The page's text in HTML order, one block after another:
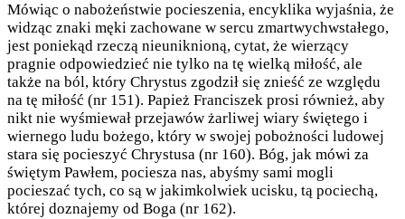
Mówiąc o nabożeństwie pocieszenia, encyklika wyjaśnia, że
widząc znaki męki zachowane w sercu zmartwychwstałego,
jest poniekąd rzeczą nieuniknioną, cytat, że wierzący
pragnie odpowiedzieć nie tylko na tę wielką miłość, ale
także na ból, który Chrystus zgodził się znieść ze względu
na tę miłość (nr 151). Papież Franciszek prosi również, aby
nikt nie wyśmiewał przejawów żarliwej wiary świętego i
wiernego ludu bożego, który w swojej pobożności ludowej
stara się pocieszyć Chrystusa (nr 160). Bóg, jak mówi za
świętym Pawłem, pociesza nas, abyśmy sami mogli
pocieszać tych, co są w jakimkolwiek ucisku, tą pociechą,
której doznajemy od Boga (nr 162).